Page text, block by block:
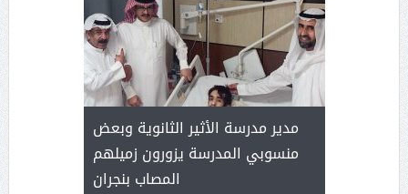
( محمد
مدير مدرسة الأثير الثانوية وبعض
منسوبي المدرسة يزورون زميلهم
المصاب بنجران
) .. ميراث